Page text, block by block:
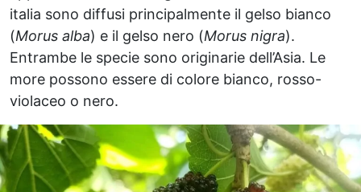
italia sono diffusi principalmente il gelso bianco
(Morus alba) e il gelso nero (Morus nigra).
Entrambe le specie sono originarie dell’Asia. Le
more possono essere di colore bianco, rosso-
violaceo o nero.